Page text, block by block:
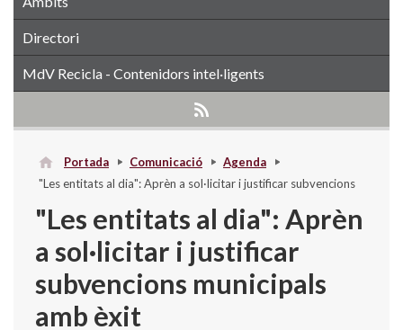
Directori
MdV Recicla - Contenidors intel·ligents
Portada Comunicació
Agenda
"Les entitats al dia": Aprèn a sol·licitar i justificar subvencions
"Les entitats al dia": Aprèn
a sol·licitar i justificar
subvencions municipals
amb èxit